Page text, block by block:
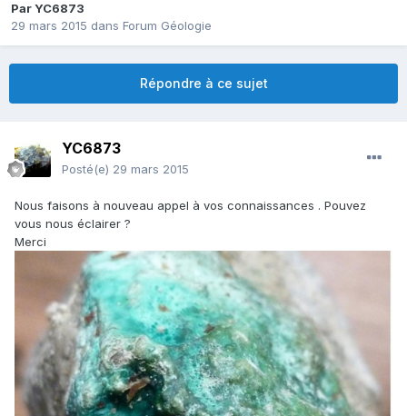
ParYC6873
29 mars 2015 dans Forum Géologie
Répondre à ce sujet
YC6873
Posté(e) 29 mars 2015
Nous faisons à nouveau appel à vos connaissances . Pouvez
vous nous éclairer ?
Merci